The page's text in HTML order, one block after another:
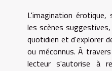
L'imagination
les scènes
quotidien et d'explorer
ou méconnus. À
lecteur s'autorise à